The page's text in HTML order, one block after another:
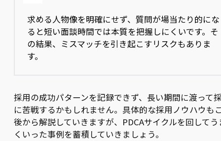
求める人物像を明確にせず、質問が場当たり的にな
ると短い面談時間では本質を把握しにくいです。そ
の結果、ミスマッチを引き起こすリスクもありま
す。
採用の成功パターンを記録できず、長い期間に渡って
に苦戦するかもしれません。具体的な採用ノウハウも
後から解説していきますが、PDCAサイクルを回してう
くいった事例を蓄積していきましょう。